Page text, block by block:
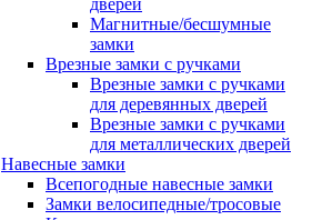
дверей
Магнитные/бесшумные
замки
Врезные замки с ручками
Врезные замки с ручками
для деревянных дверей
Врезные замки с ручками
для металлических дверей
Навесные замки
Всепогодные навесные замки
Замки велосипедные/тросовые